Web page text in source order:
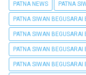
PATNA NEWS PATNA
PATNA SIWAN BEGUSARAI
PATNA SIWAN BEGUSARAI
PATNA SIWAN BEGUSARAI
PATNA SIWAN